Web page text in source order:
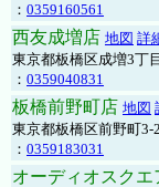
： 0359160561
西友成増店 地図 詳
東京都板橋区成増3
： 0359040831
板橋前野町店 地図
東京都板橋区前野町3-
： 0359183031
オーディオスク